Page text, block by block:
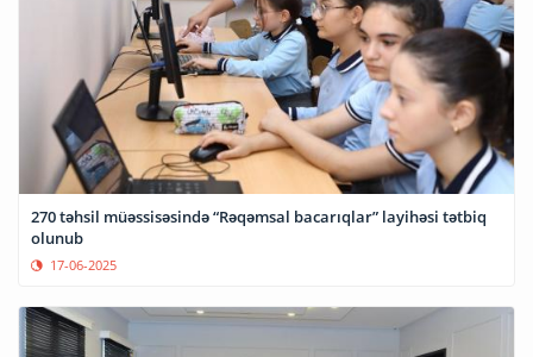
270 təhsil müəssisəsində “Rəqəmsal bacarıqlar” layihəsi tətbiq
olunub
17-06-2025